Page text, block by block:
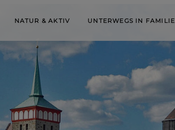
NATUR & AKTIV UNTERWEGS IN FAMILIE